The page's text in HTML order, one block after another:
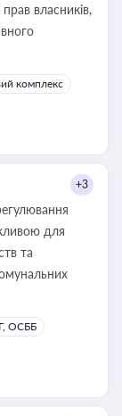
власників,
комплекс
+3
для
та
ОСББ